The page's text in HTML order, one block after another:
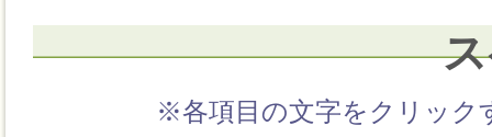
※各項目の文字をクリック